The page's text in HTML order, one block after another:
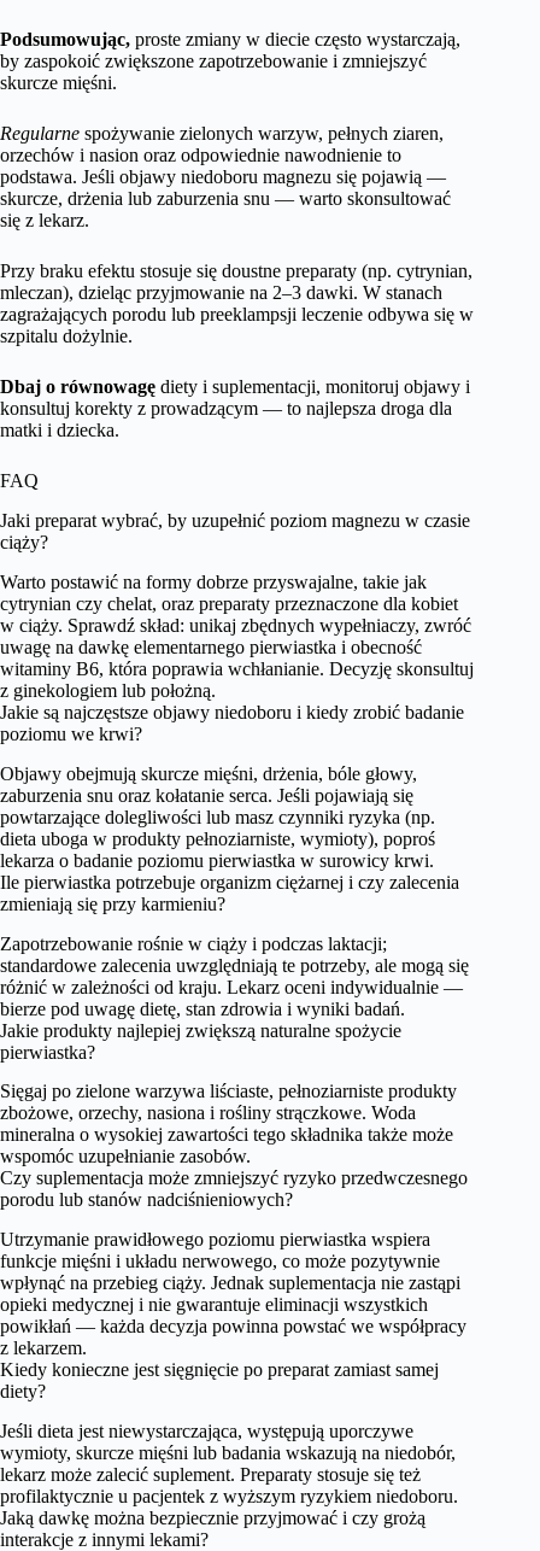
Podsumowując, proste zmiany w diecie często wystarczają,
by zaspokoić zwiększone zapotrzebowanie i zmniejszyć
skurcze mięśni.
Regularne spożywanie zielonych warzyw, pełnych ziaren,
orzechów i nasion oraz odpowiednie nawodnienie to
podstawa. Jeśli objawy niedoboru magnezu się pojawią —
skurcze, drżenia lub zaburzenia snu — warto skonsultować
się z lekarz.
Przy braku efektu stosuje się doustne preparaty (np. cytrynian,
mleczan), dzieląc przyjmowanie na 2–3 dawki. W stanach
zagrażających porodu lub preeklampsji leczenie odbywa się w
szpitalu dożylnie.
Dbaj o równowagę diety i suplementacji, monitoruj objawy i
konsultuj korekty z prowadzącym — to najlepsza droga dla
matki i dziecka.
FAQ
Jaki preparat wybrać, by uzupełnić poziom magnezu w czasie
ciąży?
Warto postawić na formy dobrze przyswajalne, takie jak
cytrynian czy chelat, oraz preparaty przeznaczone dla kobiet
w ciąży. Sprawdź skład: unikaj zbędnych wypełniaczy, zwróć
uwagę na dawkę elementarnego pierwiastka i obecność
witaminy B6, która poprawia wchłanianie. Decyzję skonsultuj
z ginekologiem lub położną.
Jakie są najczęstsze objawy niedoboru i kiedy zrobić badanie
poziomu we krwi?
Objawy obejmują skurcze mięśni, drżenia, bóle głowy,
zaburzenia snu oraz kołatanie serca. Jeśli pojawiają się
powtarzające dolegliwości lub masz czynniki ryzyka (np.
dieta uboga w produkty pełnoziarniste, wymioty), poproś
lekarza o badanie poziomu pierwiastka w surowicy krwi.
Ile pierwiastka potrzebuje organizm ciężarnej i czy zalecenia
zmieniają się przy karmieniu?
Zapotrzebowanie rośnie w ciąży i podczas laktacji;
standardowe zalecenia uwzględniają te potrzeby, ale mogą się
różnić w zależności od kraju. Lekarz oceni indywidualnie —
bierze pod uwagę dietę, stan zdrowia i wyniki badań.
Jakie produkty najlepiej zwiększą naturalne spożycie
pierwiastka?
Sięgaj po zielone warzywa liściaste, pełnoziarniste produkty
zbożowe, orzechy, nasiona i rośliny strączkowe. Woda
mineralna o wysokiej zawartości tego składnika także może
wspomóc uzupełnianie zasobów.
Czy suplementacja może zmniejszyć ryzyko przedwczesnego
porodu lub stanów nadciśnieniowych?
Utrzymanie prawidłowego poziomu pierwiastka wspiera
funkcje mięśni i układu nerwowego, co może pozytywnie
wpłynąć na przebieg ciąży. Jednak suplementacja nie zastąpi
opieki medycznej i nie gwarantuje eliminacji wszystkich
powikłań — każda decyzja powinna powstać we współpracy
z lekarzem.
Kiedy konieczne jest sięgnięcie po preparat zamiast samej
diety?
Jeśli dieta jest niewystarczająca, występują uporczywe
wymioty, skurcze mięśni lub badania wskazują na niedobór,
lekarz może zalecić suplement. Preparaty stosuje się też
profilaktycznie u pacjentek z wyższym ryzykiem niedoboru.
Jaką dawkę można bezpiecznie przyjmować i czy grożą
interakcje z innymi lekami?